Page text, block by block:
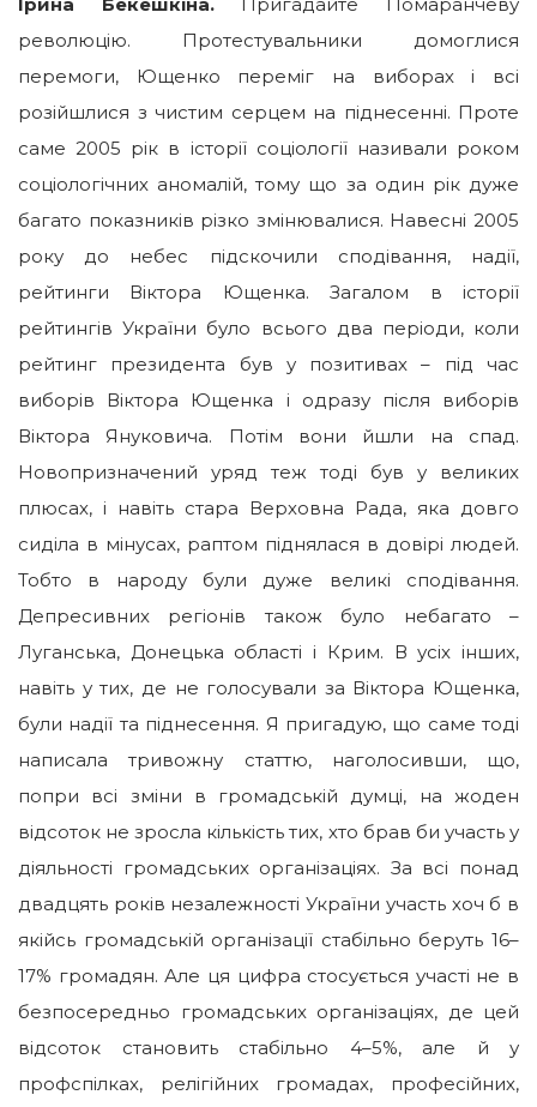
революцію. Протестувальники домоглися
перемоги, Ющенко переміг на виборах і всі
розійшлися з чистим серцем на піднесенні. Проте
саме 2005 рік в історії соціології називали роком
соціологічних аномалій, тому що за один рік дуже
багато показників різко змінювалися. Навесні 2005
року до небес підскочили сподівання, надії,
рейтинги Віктора Ющенка. Загалом в історії
рейтингів України було всього два періоди, коли
рейтинг президента був у позитивах – під час
виборів Віктора Ющенка і одразу після виборів
Віктора Януковича. Потім вони йшли на спад.
Новопризначений уряд теж тоді був у великих
плюсах, і навіть стара Верховна Рада, яка довго
сиділа в мінусах, раптом піднялася в довірі людей.
Тобто в народу були дуже великі сподівання.
Депресивних регіонів також було небагато –
Луганська, Донецька області і Крим. В усіх інших,
навіть у тих, де не голосували за Віктора Ющенка,
були надії та піднесення. Я пригадую, що саме тоді
написала тривожну статтю, наголосивши, що,
попри всі зміни в громадській думці, на жоден
відсоток не зросла кількість тих, хто брав би участь у
діяльності громадських організаціях. За всі понад
двадцять років незалежності України участь хоч б в
якійсь громадській організації стабільно беруть 16–
17% громадян. Але ця цифра стосується участі не в
безпосередньо громадських організаціях, де цей
відсоток становить стабільно 4–5%, але й у
профспілках, релігійних громадах, професійних,